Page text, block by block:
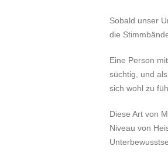
Sobald unser
die
Eine Person
süchtig, und
sich wohl zu
Diese Art von
Niveau von